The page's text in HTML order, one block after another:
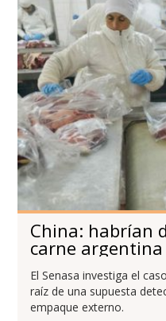
China: habrían
carne argentina
El Senasa investiga el
raíz de una supuesta
empaque externo.